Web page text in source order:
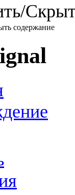
содержание